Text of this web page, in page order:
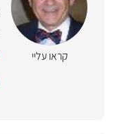
קראו עליי